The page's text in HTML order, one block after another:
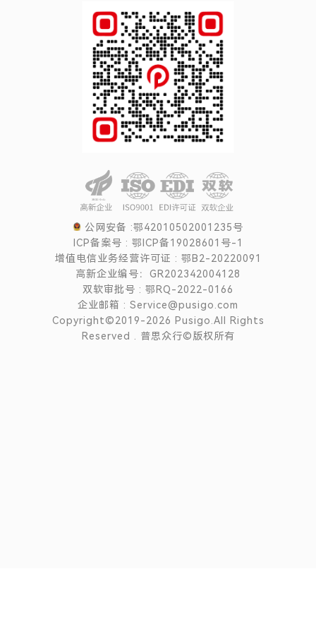
公网安备 :鄂42010502001235号
ICP备案号 : 鄂ICP备19028601号-1
增值电信业务经营许可证 : 鄂B2-20220091
高新企业编号：GR202342004128
双软审批号 : 鄂RQ-2022-0166
企业邮箱 : Service@pusigo.com
Copyright©2019-2026 Pusigo.All Rights
Reserved . 普思众行©版权所有